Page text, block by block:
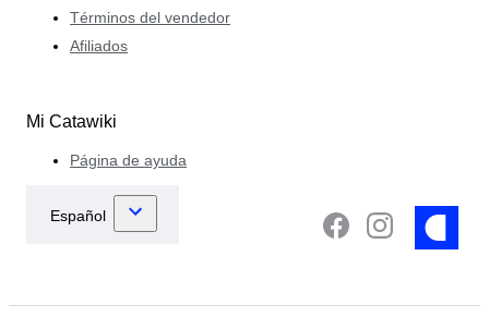
Términos del vendedor
Afiliados
Mi Catawiki
Página de ayuda